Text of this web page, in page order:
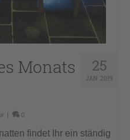
25
JAN. 2019
Monats
| 0
findet Ihr ein ständig